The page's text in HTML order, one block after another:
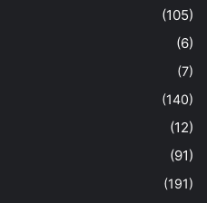
(105)
(6)
(7)
(140)
(12)
(91)
(191)